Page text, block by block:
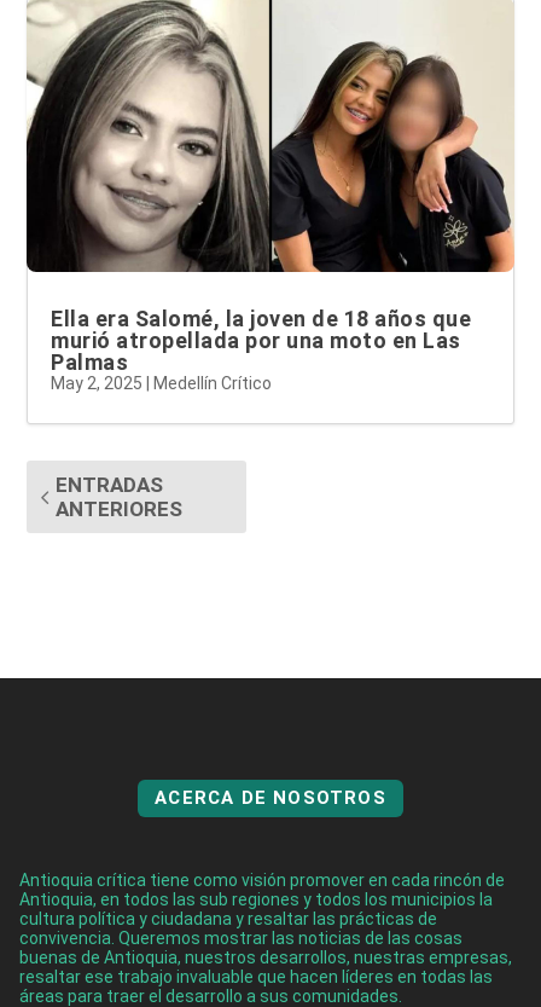
Ella era Salomé, la joven de 18 años que
murió atropellada por una moto en Las
Palmas
May 2, 2025 |Medellín Crítico
ENTRADAS
ANTERIORES
ACERCA DE NOSOTROS
Antioquia crítica tiene como visión promover en cada rincón de
Antioquia, en todos las sub regiones y todos los municipios la
cultura política y ciudadana y resaltar las prácticas de
convivencia. Queremos mostrar las noticias de las cosas
buenas de Antioquia, nuestros desarrollos, nuestras empresas,
resaltar ese trabajo invaluable que hacen líderes en todas las
áreas para traer el desarrollo a sus comunidades.